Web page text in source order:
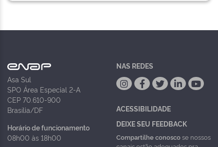
Asa Sul
SPO Área Especial 2-A
CEP 70.610-900
Brasília/DF
Horário de funcionamento
08h00 às 18h00
NAS REDES
ACESSIBILIDADE
DEIXE SEU FEEDBACK
Compartilhe conoscose nossos